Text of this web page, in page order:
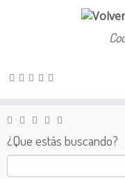
Saltar
¿Que estás buscando?
Buscar: